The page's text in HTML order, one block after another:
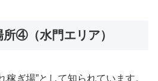
④（水門エリア）
稼ぎ場”として知られています。